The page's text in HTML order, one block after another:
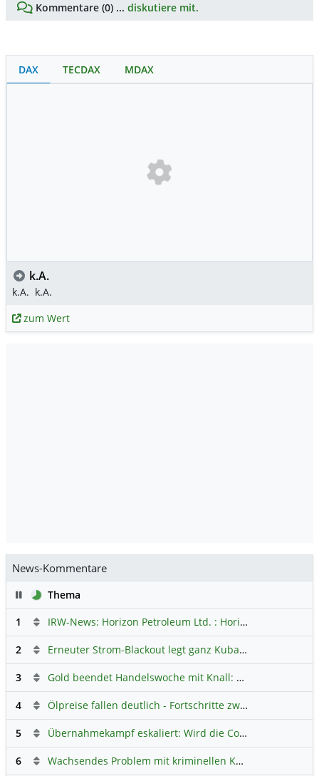
Kommentare (0) ... diskutiere mit.
DAX TECDAX MDAX
k.A.
k.A. k.A.
zum Wert
News-Kommentare
PauseThema
1
IRW-News: Horizon Petroleum Ltd. : Horizon Petroleum beginnt mit der Testförderung im Projekt Lachowice in Polen und schließt die Platzierung einer überzeichneten Wandelanleihe ab
2 Erneuter Strom-Blackout legt ganz Kuba lahm
3 Gold beendet Handelswoche mit Knall: Barrick Mining – Ist diese Aktie wieder ein Kauf?
4 Ölpreise fallen deutlich - Fortschritte zwischen USA und Iran belasten
5 Übernahmekampf eskaliert: Wird die Commerzbank italienisch?
6 Wachsendes Problem mit kriminellen Kunden im Online-Handel